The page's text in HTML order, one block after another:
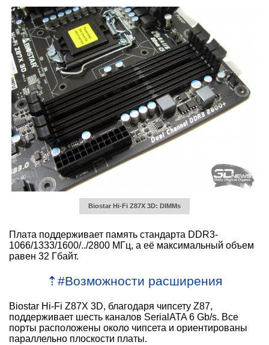
Biostar Hi-Fi Z87X 3D: DIMMs
Плата поддерживает память стандарта DDR3-
1066/1333/1600/../2800 МГц, а её максимальный объем
равен 32 Гбайт.
⇡ #Возможности расширения
Biostar Hi-Fi Z87X 3D, благодаря чипсету Z87,
поддерживает шесть каналов SerialATA 6 Gb/s. Все
порты расположены около чипсета и ориентированы
параллельно плоскости платы.